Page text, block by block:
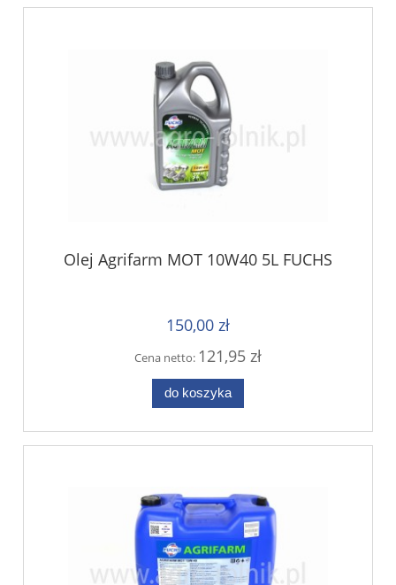
Olej Agrifarm MOT 10W40 5L FUCHS
150,00 zł
Cena netto: 121,95 zł
do koszyka